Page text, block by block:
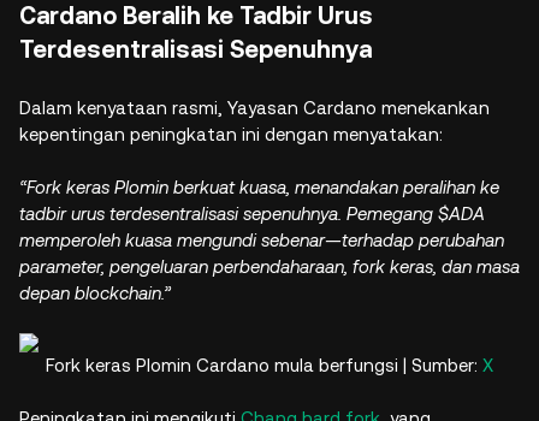
Cardano Beralih ke Tadbir Urus
Terdesentralisasi Sepenuhnya
Dalam kenyataan rasmi, Yayasan Cardano menekankan
kepentingan peningkatan ini dengan menyatakan:
“Fork keras Plomin berkuat kuasa, menandakan peralihan ke
tadbir urus terdesentralisasi sepenuhnya. Pemegang $ADA
memperoleh kuasa mengundi sebenar—terhadap perubahan
parameter, pengeluaran perbendaharaan, fork keras, dan masa
depan blockchain.”
Fork keras Plomin Cardano mula berfungsi | Sumber: X